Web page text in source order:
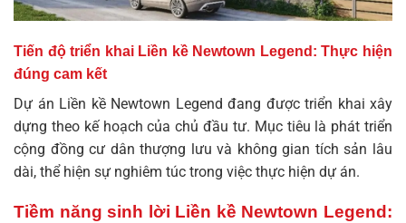
Tiến độ triển khai Liền kề Newtown Legend: Thực hiện
đúng cam kết
Dự án Liền kề Newtown Legend đang được triển khai xây
dựng theo kế hoạch của chủ đầu tư. Mục tiêu là phát triển
cộng đồng cư dân thượng lưu và không gian tích sản lâu
dài, thể hiện sự nghiêm túc trong việc thực hiện dự án.
Tiềm năng sinh lời Liền kề Newtown Legend: